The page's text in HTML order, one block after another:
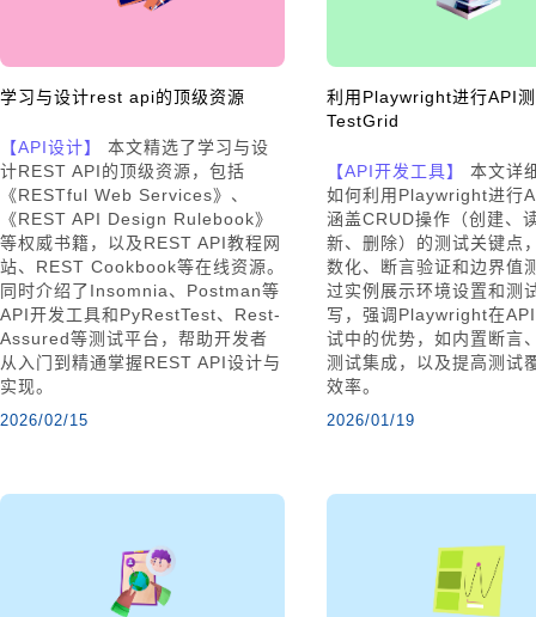
学习与设计rest api的顶级资源
【API设计】
本文精选了学习与设
计REST API的顶级资源，包括
《RESTful Web Services》、
《REST API Design Rulebook》
等权威书籍，以及REST API教程网
站、REST Cookbook等在线资源。
同时介绍了Insomnia、Postman等
API开发工具和PyRestTest、Rest-
Assured等测试平台，帮助开发者
从入门到精通掌握REST API设计与
实现。
2026/02/15
利用Playwright进行API
TestGrid
【API开发工具】
本文详
如何利用Playwright进行
涵盖CRUD操作（创建、
新、删除）的测试关键点
数化、断言验证和边界值
过实例展示环境设置和测
写，强调Playwright在
试中的优势，如内置断言
测试集成，以及提高测试
效率。
2026/01/19